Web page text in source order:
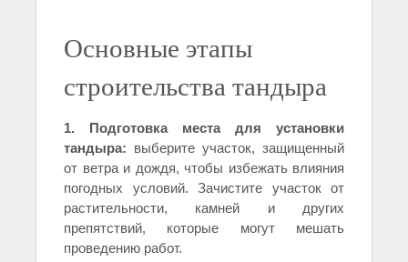
Основные этапы
строительства тандыра
1. Подготовка места для установки
тандыра: выберите участок, защищенный
от ветра и дождя, чтобы избежать влияния
погодных условий. Зачистите участок от
растительности, камней и других
препятствий, которые могут мешать
проведению работ.